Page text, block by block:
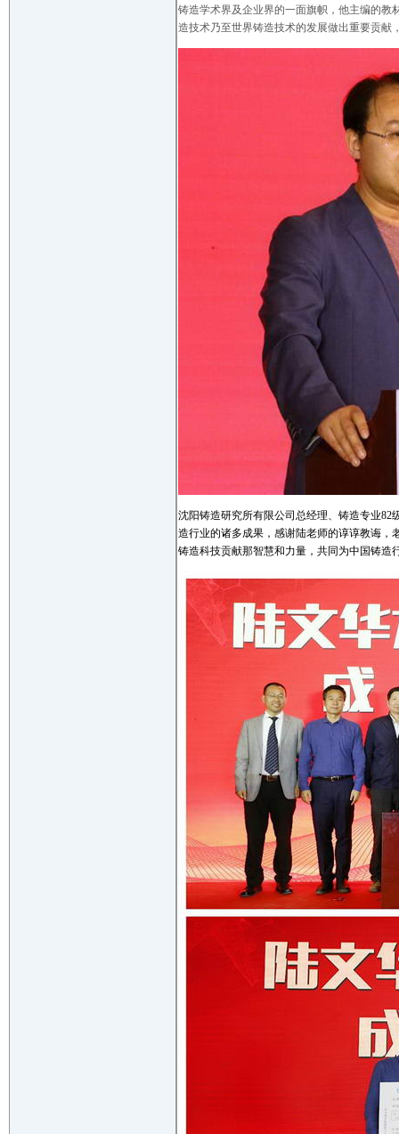
铸造学术界及企业界的一面旗帜，他主编的教
造技术乃至世界铸造技术的发展做出重要贡献
沈阳铸造研究所有限公司总经理、铸造专业
造行业的诸多成果，感谢陆老师的谆谆教诲，
铸造科技贡献那智慧和力量，共同为中国铸造